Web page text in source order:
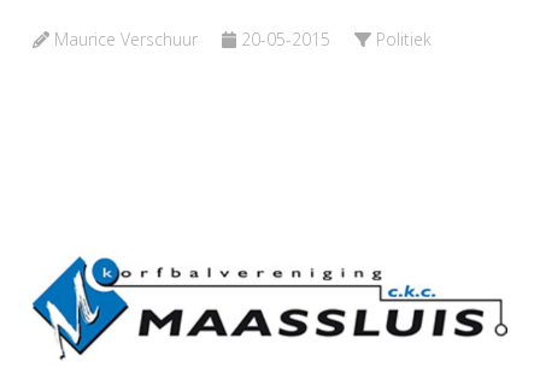
Maurice Verschuur 20-05-2015 Politiek